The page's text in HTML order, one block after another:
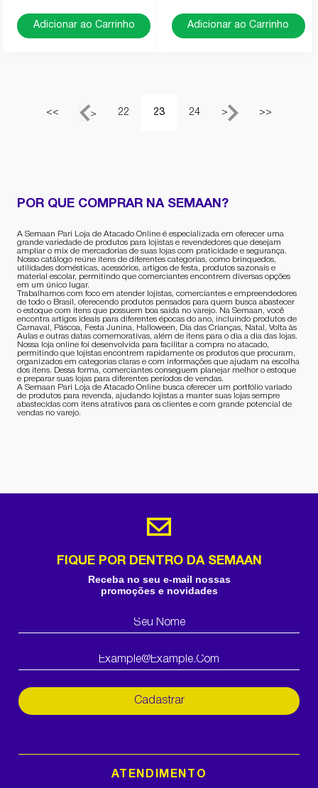
Adicionar ao Carrinho Adicionar ao Carrinho
<< < 22 23 24 > >>
POR QUE COMPRAR NA SEMAAN?
A Semaan Pari Loja de Atacado Online é especializada em oferecer uma
grande variedade de produtos para lojistas e revendedores que desejam
ampliar o mix de mercadorias de suas lojas com praticidade e segurança.
Nosso catálogo reúne itens de diferentes categorias, como brinquedos,
utilidades domésticas, acessórios, artigos de festa, produtos sazonais e
material escolar, permitindo que comerciantes encontrem diversas opções
em um único lugar.
Trabalhamos com foco em atender lojistas, comerciantes e empreendedores
de todo o Brasil, oferecendo produtos pensados para quem busca abastecer
o estoque com itens que possuem boa saída no varejo. Na Semaan, você
encontra artigos ideais para diferentes épocas do ano, incluindo produtos de
Carnaval, Páscoa, Festa Junina, Halloween, Dia das Crianças, Natal, Volta às
Aulas e outras datas comemorativas, além de itens para o dia a dia das lojas.
Nossa loja online foi desenvolvida para facilitar a compra no atacado,
permitindo que lojistas encontrem rapidamente os produtos que procuram,
organizados em categorias claras e com informações que ajudam na escolha
dos itens. Dessa forma, comerciantes conseguem planejar melhor o estoque
e preparar suas lojas para diferentes períodos de vendas.
A Semaan Pari Loja de Atacado Online busca oferecer um portfólio variado
de produtos para revenda, ajudando lojistas a manter suas lojas sempre
abastecidas com itens atrativos para os clientes e com grande potencial de
vendas no varejo.
FIQUE POR DENTRO DA SEMAAN
Receba no seu e-mail nossas
promoções e novidades
Cadastrar
ATENDIMENTO